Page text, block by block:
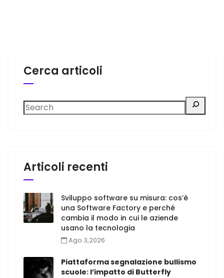
Cerca articoli
Articoli recenti
Sviluppo software su misura: cos’è
una Software Factory e perché
cambia il modo in cui le aziende
usano la tecnologia
Ago 3,2026
Piattaforma segnalazione bullismo
scuole: l’impatto di Butterfly